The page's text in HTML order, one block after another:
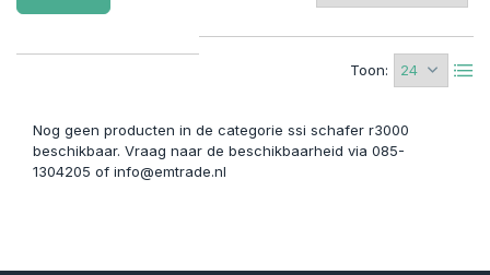
Toon:
Nog geen producten in de categorie ssi schafer r3000
beschikbaar. Vraag naar de beschikbaarheid via 085-
1304205 of info@emtrade.nl